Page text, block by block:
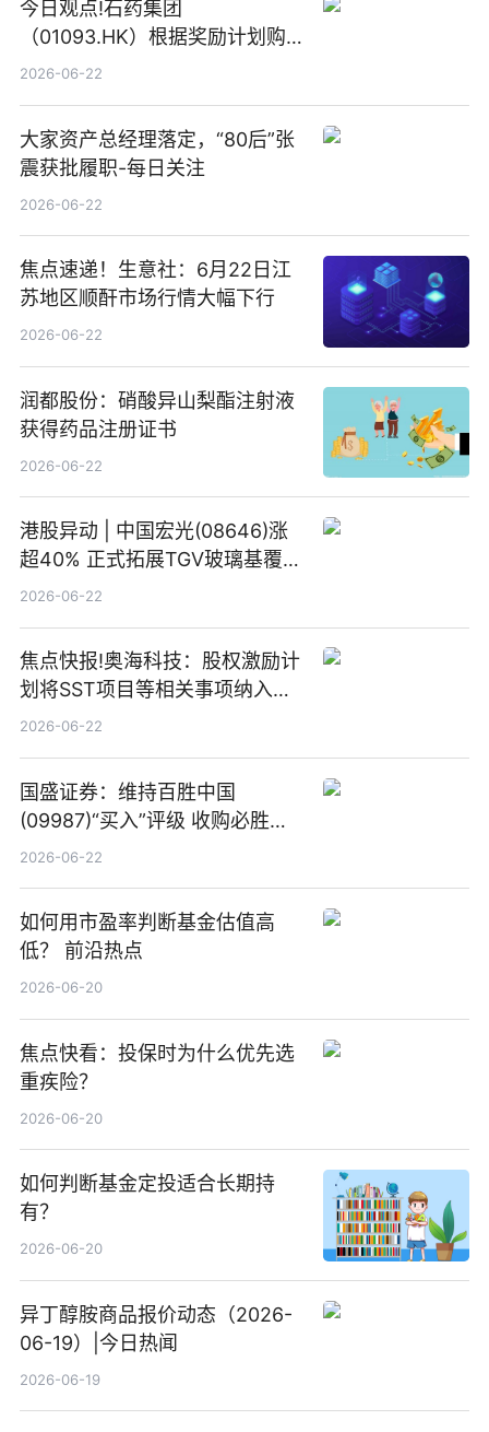
今日观点!石药集团
（01093.HK）根据奖励计划购
回580万股
2026-06-22
大家资产总经理落定，“80后”张
震获批履职-每日关注
2026-06-22
焦点速递！生意社：6月22日江
苏地区顺酐市场行情大幅下行
2026-06-22
润都股份：硝酸异山梨酯注射液
获得药品注册证书
2026-06-22
港股异动 | 中国宏光(08646)涨
超40% 正式拓展TGV玻璃基覆铜
板新材料业务
2026-06-22
焦点快报!奥海科技：股权激励计
划将SST项目等相关事项纳入专
项业务发展考核指标
2026-06-22
国盛证券：维持百胜中国
(09987)“买入”评级 收购必胜客
中国增厚利润加速成长 信息
2026-06-22
如何用市盈率判断基金估值高
低？ 前沿热点
2026-06-20
焦点快看：投保时为什么优先选
重疾险？
2026-06-20
如何判断基金定投适合长期持
有？
2026-06-20
异丁醇胺商品报价动态（2026-
06-19）|今日热闻
2026-06-19